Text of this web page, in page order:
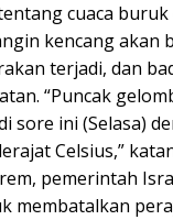
cuaca buruk
kencang akan
terjadi, dan
“Puncak
sore ini (Selasa)
Celsius,”
pemerintah
membatalkan